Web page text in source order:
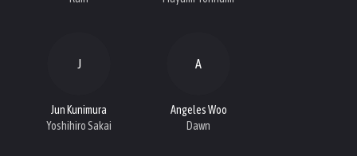
J
Jun Kunimura
Yoshihiro Sakai
A
Angeles Woo
Dawn